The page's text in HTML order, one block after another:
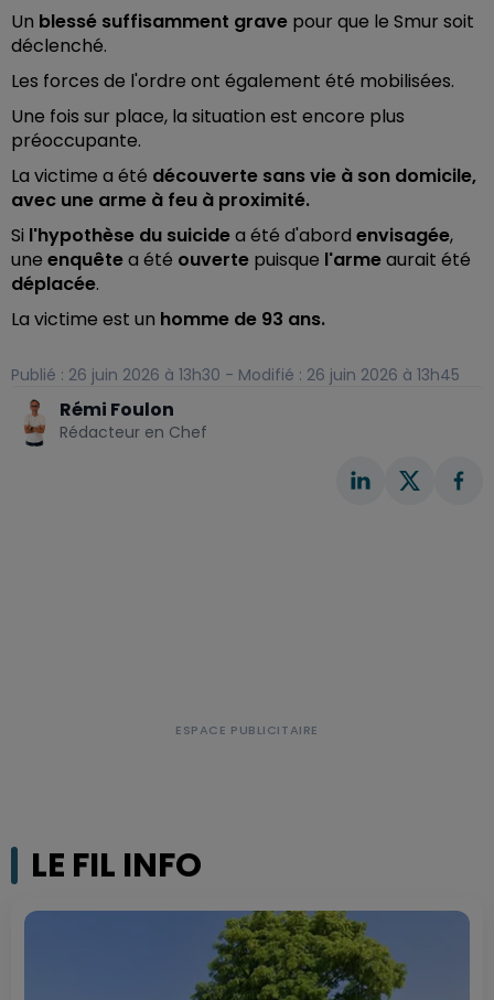
Un blessé suffisamment grave pour que le Smur soit
déclenché.
Les forces de l'ordre ont également été mobilisées.
Une fois sur place, la situation est encore plus
préoccupante.
La victime a été découverte sans vie à son domicile,
avec une arme à feu à proximité.
Si l'hypothèse du suicidea été d'abord envisagée,
une enquêtea été ouverte puisque l'armeaurait été
déplacée.
La victime est un homme de 93 ans.
Publié : 26 juin 2026 à 13h30 - Modifié : 26 juin 2026 à 13h45
Rémi Foulon
Rédacteur en Chef
LE FIL INFO